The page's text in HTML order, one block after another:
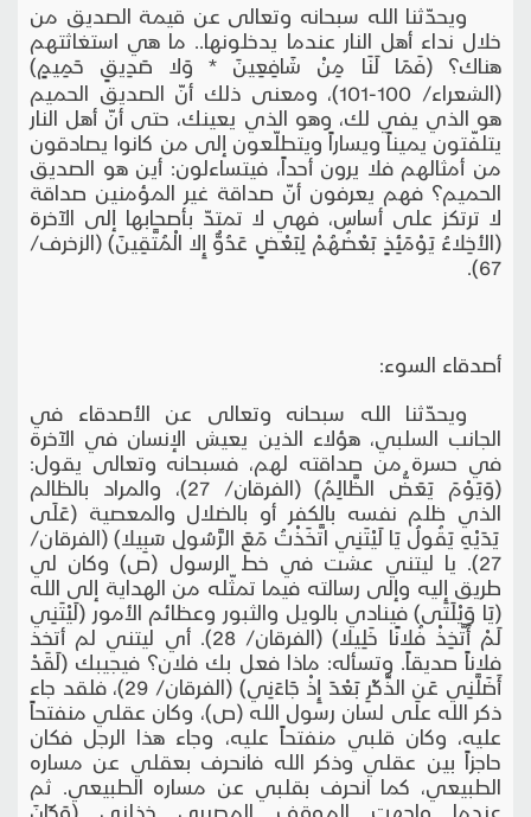
ويحدّثنا الله سبحانه وتعالى عن قيمة الصديق من
خلال نداء أهل النار عندما يدخلونها.. ما هي استغاثتهم
هناك؟ (فَمَا لَنَا مِنْ شَافِعِينَ * وَلا صَدِيقٍ حَمِيمٍ)
(الشعراء/ 100-101)، ومعنى ذلك أنّ الصديق الحميم
هو الذي يفي لك، وهو الذي يعينك، حتى أنّ أهل النار
يتلفّتون يميناً ويساراً ويتطلّعون إلى من كانوا يصادقون
من أمثالهم فلا يرون أحداً، فيتساءلون: أين هو الصديق
الحميم؟ فهم يعرفون أنّ صداقة غير المؤمنين صداقة
لا ترتكز على أساس، فهي لا تمتدّ بأصحابها إلى الآخرة
(الأخِلاءُ يَوْمَئِذٍ بَعْضُهُمْ لِبَعْضٍ عَدُوٌّ إِلا الْمُتَّقِينَ) (الزخرف/
67).
أصدقاء السوء:
ويحدّثنا الله سبحانه وتعالى عن الأصدقاء في
الجانب السلبي، هؤلاء الذين يعيش الإنسان في الآخرة
في حسرة من صداقته لهم، فسبحانه وتعالى يقول:
(وَيَوْمَ يَعَضُّ الظَّالِمُ) (الفرقان/ 27)، والمراد بالظالم
الذي ظلم نفسه بالكفر أو بالضلال والمعصية (عَلَى
يَدَيْهِ يَقُولُ يَا لَيْتَنِي اتَّخَذْتُ مَعَ الرَّسُولِ سَبِيلا) (الفرقان/
27). يا ليتني عشت في خط الرسول (ص) وكان لي
طريق إليه وإلى رسالته فيما تمثّله من الهداية إلى الله
(يَا وَيْلَتَى) فينادي بالويل والثبور وعظائم الأمور (لَيْتَنِي
لَمْ أَتَّخِذْ فُلانًا خَلِيلا) (الفرقان/ 28). أي ليتني لم أتخذ
فلاناً صديقاً. وتسأله: ماذا فعل بك فلان؟ فيجيبك (لَقَدْ
أَضَلَّنِي عَنِ الذِّكْرِ بَعْدَ إِذْ جَاءَنِي) (الفرقان/ 29)، فلقد جاء
ذكر الله على لسان رسول الله (ص)، وكان عقلي منفتحاً
عليه، وكان قلبي منفتحاً عليه، وجاء هذا الرجل فكان
حاجزاً بين عقلي وذكر الله فانحرف بعقلي عن مساره
الطبيعي، كما انحرف بقلبي عن مساره الطبيعي. ثم
عندما واجهت الموقف المصيري خذلني (وَكَانَ